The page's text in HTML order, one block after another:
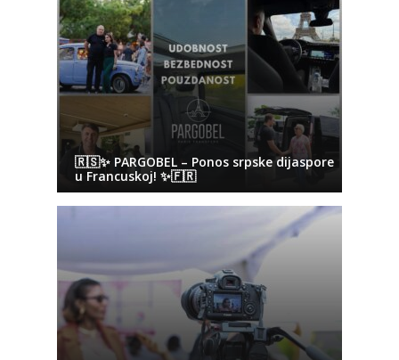
🇷🇸✨ PARGOBEL – Ponos srpske dijaspore
u Francuskoj! ✨🇫🇷